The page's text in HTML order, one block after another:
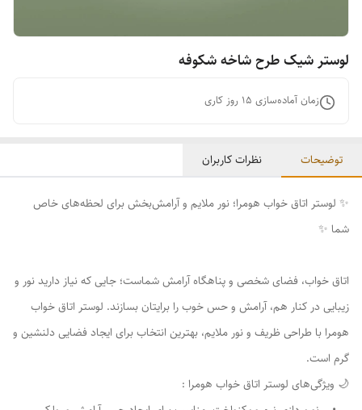
لوستر شیک طرح شاخه شکوفه
زمان آماده‌سازی 15 روز کاری
توضیحات نظرات کاربران
✨ لوستر اتاق خواب هومرا؛ نور ملایم و آرامش‌بخش برای لحظه‌های خاص
شما ✨
اتاق خواب، فضای شخصی و پناهگاه آرامش شماست؛ جایی که نیاز دارید نور و
زیبایی در کنار هم، آرامش و حس خوب را برایتان بسازند. لوستر اتاق خواب
هومرا با طراحی ظریف و نور ملایم، بهترین انتخاب برای ایجاد فضایی دلنشین و
گرم است.
🌙 ویژگی‌های لوستر اتاق خواب هومرا :